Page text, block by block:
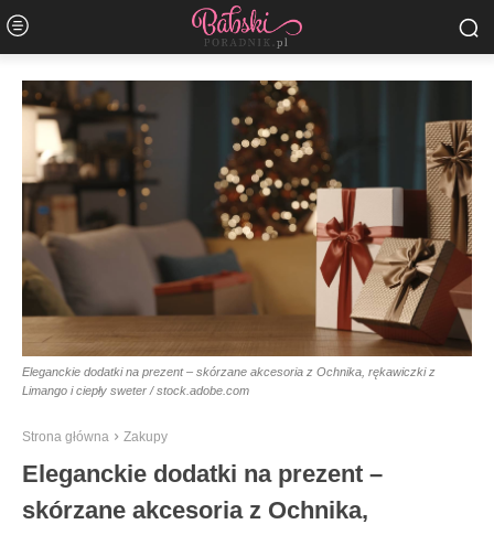
Eleganckie dodatki na prezent – skórzane akcesoria z Ochnika, rękawiczki z
Limango i ciepły sweter / stock.adobe.com
Strona główna Zakupy
Eleganckie dodatki na prezent –
skórzane akcesoria z Ochnika,